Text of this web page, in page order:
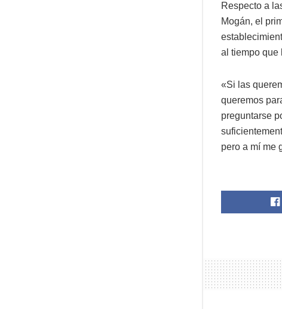
Respecto a
Mogán, el
al tiempo que
«Si las
queremos
preguntarse
pero a mí me